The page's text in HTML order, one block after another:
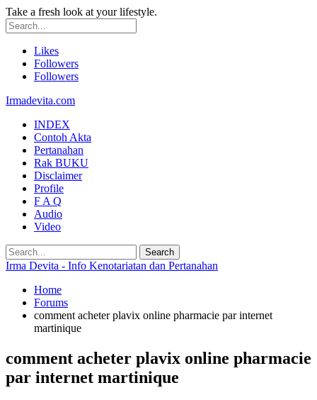
Take a fresh look at your lifestyle.
Likes
Followers
Followers
Irmadevita.com
INDEX
Contoh Akta
Pertanahan
Rak BUKU
Disclaimer
Profile
F A Q
Audio
Video
Irma Devita - Info Kenotariatan dan Pertanahan
Home
Forums
comment acheter plavix online pharmacie par internet
martinique
comment acheter plavix online pharmacie
par internet martinique